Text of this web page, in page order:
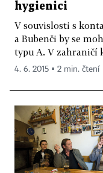
hygienici
V souvislosti s
a Bubenči by se
typu A. V zahraničí
4. 6. 2015 ▪ 2 min. čtení